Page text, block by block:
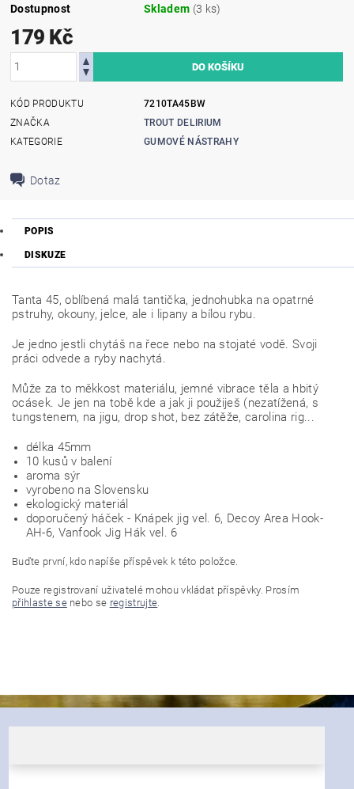
Dostupnost Skladem (3 ks)
179 Kč
KÓD PRODUKTU
7210TA45BW
ZNAČKA
TROUT DELIRIUM
KATEGORIE
GUMOVÉ NÁSTRAHY
Dotaz
POPIS
DISKUZE
Tanta 45, oblíbená malá tantička, jednohubka na opatrné
pstruhy, okouny, jelce, ale i lipany a bílou rybu.
Je jedno jestli chytáš na řece nebo na stojaté vodě. Svoji
práci odvede a ryby nachytá.
Může za to měkkost materiálu, jemné vibrace těla a hbitý
ocásek. Je jen na tobě kde a jak ji použiješ (nezatížená, s
tungstenem, na jigu, drop shot, bez zátěže, carolina rig...
délka 45mm
10 kusů v balení
aroma sýr
vyrobeno na Slovensku
ekologický materiál
doporučený háček - Knápek jig vel. 6, Decoy Area Hook-
AH-6, Vanfook Jig Hák vel. 6
Buďte první, kdo napíše příspěvek k této položce.
Pouze registrovaní uživatelé mohou vkládat příspěvky. Prosím
přihlaste senebo se registrujte.